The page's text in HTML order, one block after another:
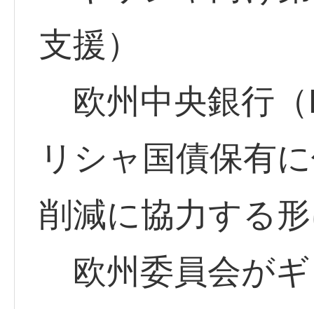
支援）
欧州中央銀行（
リシャ国債保有
削減に協力する
欧州委員会が